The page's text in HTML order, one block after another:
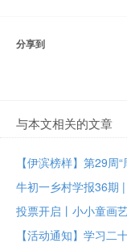
分享到
与本文相关的文章
【伊滨榜样】第29周
投票开启丨小小童画